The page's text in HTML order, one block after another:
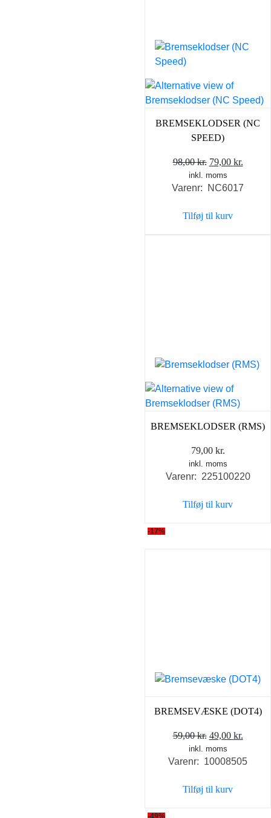
BREMSEKLODSER (NC
SPEED)
98,00kr. Den
oprindelige
pris
98,00 kr..
79,00 kr.
pris
inkl. moms
Varenr: NC6017
Tilføj til kurv
BREMSEKLODSER (RMS)
79,00 kr.
inkl. moms
Varenr: 225100220
Tilføj til kurv
-17%
BREMSEVÆSKE (DOT4)
59,00kr. Den
oprindelige
pris
59,00 kr..
49,00 kr.
pris
inkl. moms
Varenr: 10008505
Tilføj til kurv
-49%